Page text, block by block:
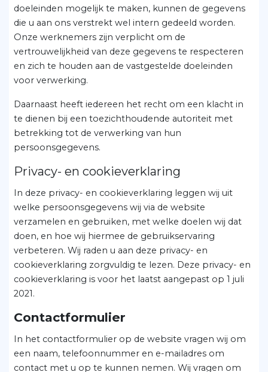
doeleinden mogelijk te maken, kunnen de gegevens
die u aan ons verstrekt wel intern gedeeld worden.
Onze werknemers zijn verplicht om de
vertrouwelijkheid van deze gegevens te respecteren
en zich te houden aan de vastgestelde doeleinden
voor verwerking.
Daarnaast heeft iedereen het recht om een klacht in
te dienen bij een toezichthoudende autoriteit met
betrekking tot de verwerking van hun
persoonsgegevens.
Privacy- en cookieverklaring
In deze privacy- en cookieverklaring leggen wij uit
welke persoonsgegevens wij via de website
verzamelen en gebruiken, met welke doelen wij dat
doen, en hoe wij hiermee de gebruikservaring
verbeteren. Wij raden u aan deze privacy- en
cookieverklaring zorgvuldig te lezen. Deze privacy- en
cookieverklaring is voor het laatst aangepast op 1 juli
2021.
Contactformulier
In het contactformulier op de website vragen wij om
een naam, telefoonnummer en e-mailadres om
contact met u op te kunnen nemen. Wij vragen om